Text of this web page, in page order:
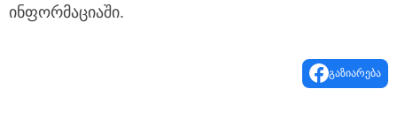
ინფორმაციაში.
გაზიარება